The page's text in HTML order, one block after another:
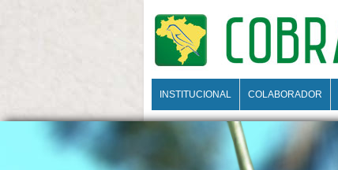
INSTITUCIONAL COLABORADOR
Entrar